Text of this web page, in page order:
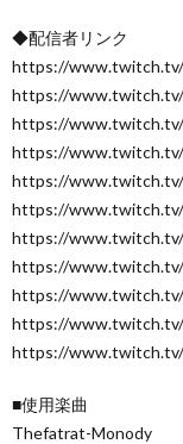
◆配信者リンク
https://www.twitch.tv/
https://
https://
https://www.twitch.tv/
https://
https://
https://
https://
https://
https://www.twitch.tv/
https://
■使用楽曲
Thefatrat-Monody